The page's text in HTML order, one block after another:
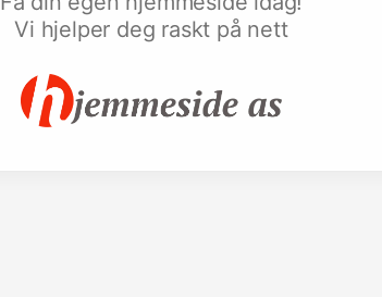
Vi hjelper deg raskt på nett